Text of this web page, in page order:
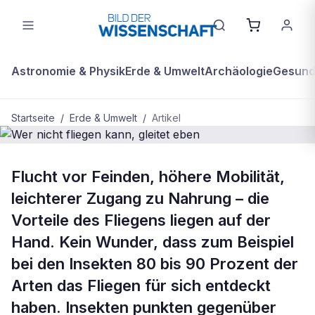
Astronomie & PhysikErde & UmweltArchäologie
Startseite / Erde & Umwelt / Artikel
ERDE & UMWELT
Wer nicht fliegen kann, gleitet eben
Flucht vor Feinden, höhere Mobilität,
leichterer Zugang zu Nahrung – die
Vorteile des Fliegens liegen auf der
Hand. Kein Wunder, dass zum Beispiel
bei den Insekten 80 bis 90 Prozent der
Arten das Fliegen für sich entdeckt
haben. Insekten punkten gegenüber